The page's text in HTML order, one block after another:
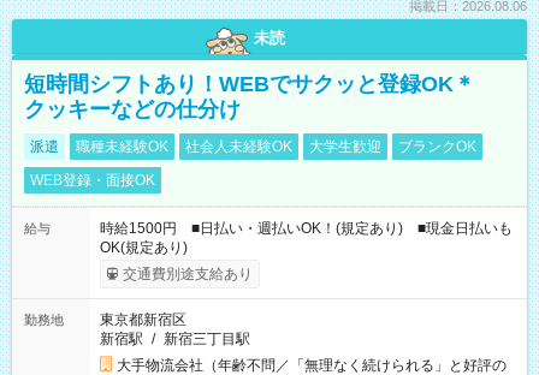
掲載日：2026.08.06
未読
短時間シフトあり！WEBでサクッと登録OK＊
クッキーなどの仕分け
派遣 職種未経験OK 社会人未経験OK 大学生歓迎
ブランクOK
WEB登録・面接OK
給与
時給1500円 ■日払い・週払いOK！(規定あり) ■現金日払いも
OK(規定あり)
交通費別途支給あり
勤務地
東京都新宿区
新宿駅 / 新宿三丁目駅
大手物流会社（年齢不問／「無理なく続けられる」と好評の